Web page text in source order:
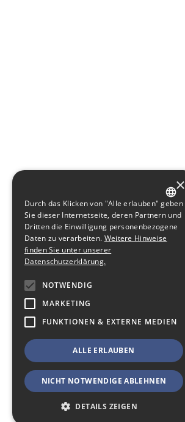
GERMAN
ENGLISH
×
Durch das Klicken von "Alle erlauben" geben
Sie dieser Internetseite, deren Partnern und
Dritten die Einwilligung personenbezogene
Daten zu verarbeiten. Weitere Hinweise
finden Sie unter unserer
Datenschutzerklärung.
NOTWENDIG
MARKETING
FUNKTIONEN & EXTERNE MEDIEN
ALLE ERLAUBEN
NICHT NOTWENDIGE ABLEHNEN
DETAILS ZEIGEN